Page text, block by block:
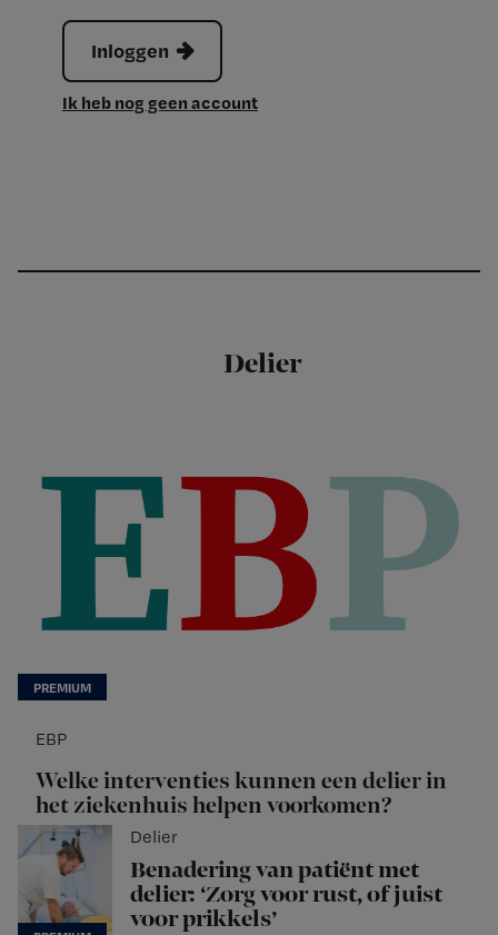
Inloggen
Ik heb nog geen account
Delier
EBP
Welke interventies kunnen een delier in
het ziekenhuis helpen voorkomen?
Delier
Benadering van patiënt met
delier: ‘Zorg voor rust, of juist
voor prikkels’